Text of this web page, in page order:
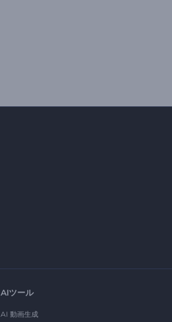
AIツール
AI 動画生成